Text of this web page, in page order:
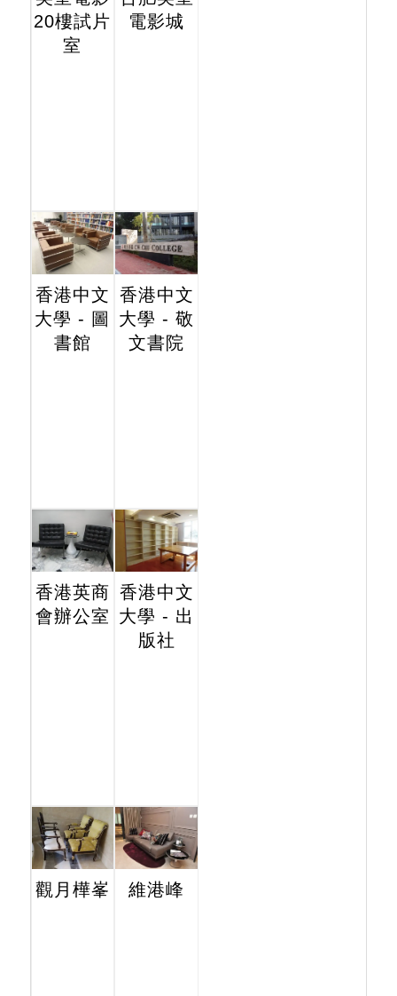
20樓試片
室
電影城
香港中文
大學 - 圖
書館
香港中文
大學 - 敬
文書院
香港英商
會辦公室
香港中文
大學 - 出
版社
觀月樺峯 維港峰